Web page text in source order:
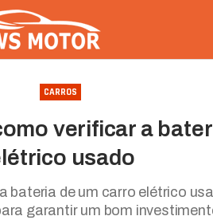
CARROS
verificar a
usado
bateria de um carro elétrico
garantir um bom